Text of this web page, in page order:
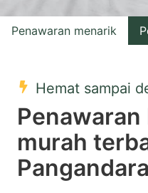
with
the
select
a
date.
Press
the
Penawaran menarik
Hemat sampai
murah